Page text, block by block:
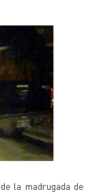
la madrugada de